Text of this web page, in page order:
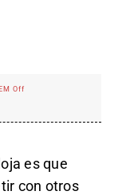
EM Off
es que
con otros